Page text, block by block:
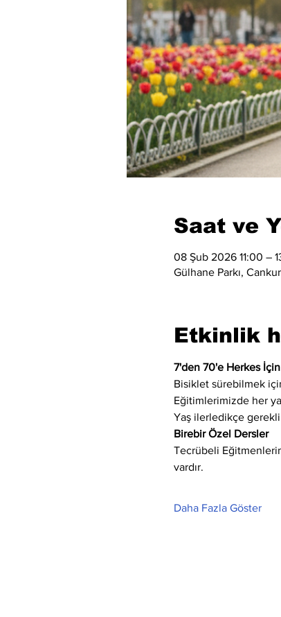
Saat ve
08 Şub 2026 11:00 –
Gülhane Parkı,
Etkinlik
7'den 70'e Herkes İçin
Bisiklet sürebilmek
Eğitimlerimizde her
Yaş ilerledikçe gerekli
Birebir Özel Dersler
Tecrübeli
vardır.
Daha Fazla Göster